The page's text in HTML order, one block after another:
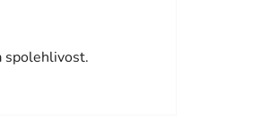
je 5 z 5 hvězdiček.
spolehlivost.